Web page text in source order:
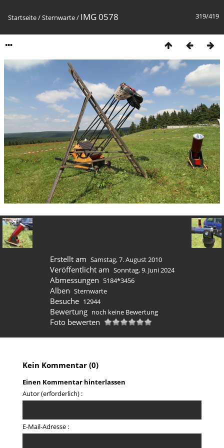
319/419
Startseite/Sternwarte/ IMG 0578
Erstellt am Samstag, 7. August 2010
Veröffentlicht am Sonntag, 9. Juni 2024
Abmessungen 5184*3456
Alben Sternwarte
Besuche 12944
Bewertung noch keine Bewertung
Foto bewerten
Kein Kommentar (0)
Einen Kommentar hinterlassen
Autor (erforderlich) :
E-Mail-Adresse :